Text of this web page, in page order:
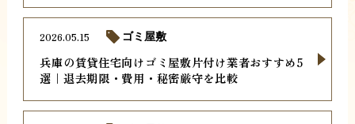
兵庫の賃貸住宅向けゴミ屋敷片付け業者おすすめ5
選｜退去期限・費用・秘密厳守を比較
2026.05.15 ゴミ屋敷